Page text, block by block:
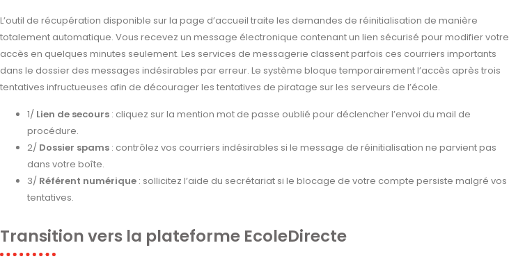
L’outil de récupération disponible sur la page d’accueil traite les demandes de réinitialisation de manière
totalement automatique. Vous recevez un message électronique contenant un lien sécurisé pour modifier votre
accès en quelques minutes seulement. Les services de messagerie classent parfois ces courriers importants
dans le dossier des messages indésirables par erreur. Le système bloque temporairement l’accès après trois
tentatives infructueuses afin de décourager les tentatives de piratage sur les serveurs de l’école.
1/ Lien de secours : cliquez sur la mention mot de passe oublié pour déclencher l’envoi du mail de
procédure.
2/ Dossier spams : contrôlez vos courriers indésirables si le message de réinitialisation ne parvient pas
dans votre boîte.
3/ Référent numérique : sollicitez l’aide du secrétariat si le blocage de votre compte persiste malgré vos
tentatives.
Transition vers la plateforme EcoleDirecte